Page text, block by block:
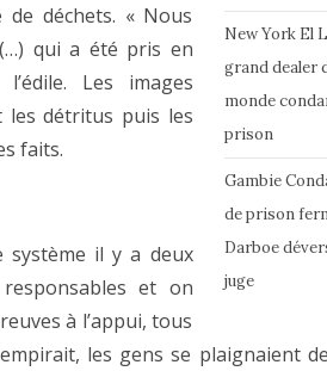
New York El
grand dealer
monde
prison
Gambie
de prison
Darboe
juge
déchets. « Nous
qui a été pris en
Les images
les détritus puis les
faits.
système il y a deux
et on
à l’appui, tous
les gens se plaignaient